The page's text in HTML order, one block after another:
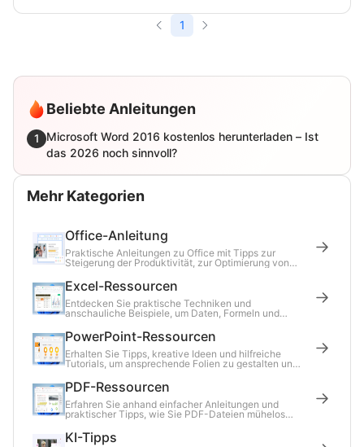
1
Beliebte Anleitungen
1
Microsoft Word 2016 kostenlos herunterladen – Ist
das 2026 noch sinnvoll?
Mehr Kategorien
Office-Anleitung
Praktische Anleitungen zu Office mit Tipps zur
Steigerung der Produktivität, zur Optimierung von
Excel-Ressourcen
Entdecken Sie praktische Techniken und
anschauliche Beispiele, um Daten, Formeln und
PowerPoint-Ressourcen
Erhalten Sie Tipps, kreative Ideen und hilfreiche
Tutorials, um ansprechende Folien zu gestalten und
PDF-Ressourcen
Erfahren Sie anhand einfacher Anleitungen und
praktischer Tipps, wie Sie PDF-Dateien mühelos
KI-Tipps